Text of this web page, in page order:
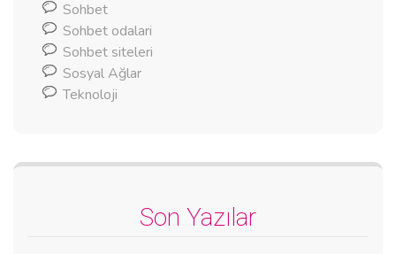
Sohbet
Sohbet odalari
Sohbet siteleri
Sosyal Ağlar
Teknoloji
Son Yazılar